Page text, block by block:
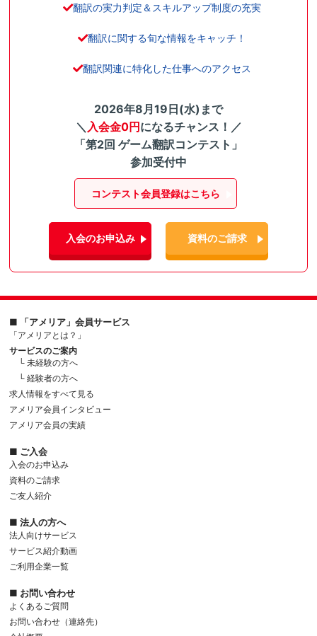
翻訳の実力判定＆スキルアップ制度の充実
翻訳に関する旬な情報をキャッチ！
翻訳関連に特化した仕事へのアクセス
2026年8月19日(水)まで
＼ 入会金0円になるチャンス！／
「第2回 ゲーム翻訳コンテスト」
参加受付中
コンテスト会員登録はこちら
入会のお申込み 資料のご請求
■ 「アメリア」会員サービス
「アメリアとは？」
サービスのご案内
└ 未経験の方へ
└ 経験者の方へ
求人情報をすべて見る
アメリア会員インタビュー
アメリア会員の実績
■ ご入会
入会のお申込み
資料のご請求
ご友人紹介
■ 法人の方へ
法人向けサービス
サービス紹介動画
ご利用企業一覧
■ お問い合わせ
よくあるご質問
お問い合わせ（連絡先）